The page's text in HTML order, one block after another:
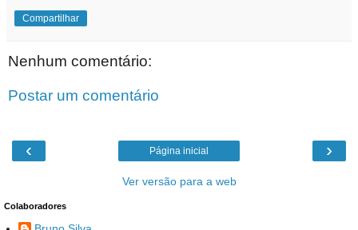
Compartilhar
Nenhum comentário:
Postar um comentário
‹ ›
Página inicial
Ver versão para a web
Colaboradores